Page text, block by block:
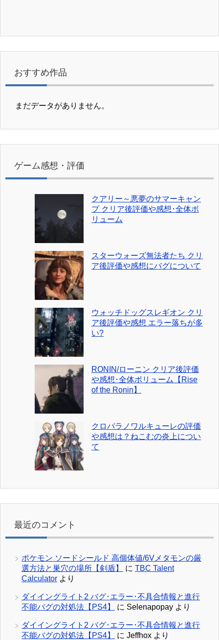
おすすめ作品
まだデータがありません。
ゲーム感想・評価
クアリー～悪夢のサマーキャン
プ クリア後評価や感想･全体ボ
リューム
スターウォーズ無法者たち クリ
ア後評価や感想にバグについて
ウォッチドッグスレギオン クリ
ア後評価や感想 エラー落ちが多
い?
RONIN/ローニン クリア後評価
や感想･全体ボリューム【Rise
of the Ronin】
クロバラノワルキューレの評価
や感想は？ねこむの炎上につい
て
最近のコメント
ポケモン ソードシールド 高個体値/6Vメタモンの厳
選方法と巣穴の場所【剣盾】
に TBC Talent
Calculator より
ダイイングライト2 バグ･エラー･不具合情報と進行
不能バグの対処法【PS4】
に Selenapopay より
ダイイングライト2 バグ･エラー･不具合情報と進行
不能バグの対処法【PS4】
に Jeffhox より